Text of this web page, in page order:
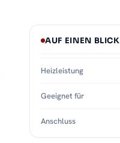
AUF EINEN BLICK
Heizleistung
Geeignet für
Anschluss